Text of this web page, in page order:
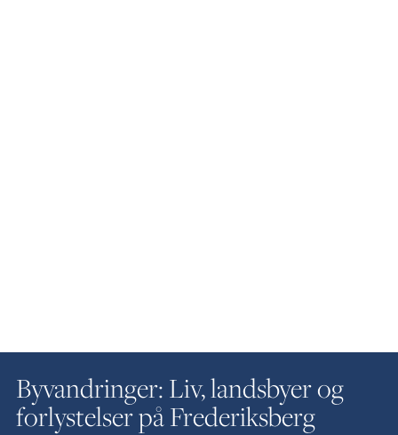
Byvandringer: Liv, landsbyer og
forlystelser på Frederiksberg